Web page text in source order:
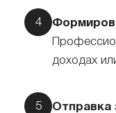
доходах
Отправка